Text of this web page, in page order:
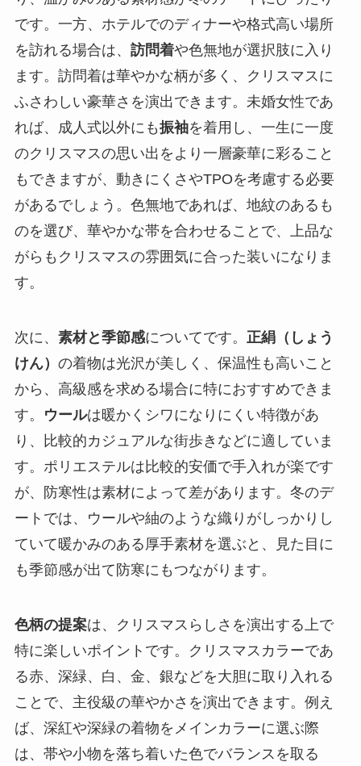
です。一方、ホテルでのディナーや格式高い場所
を訪れる場合は、 訪問着や色無地が選択肢に入り
ます。訪問着は華やかな柄が多く、クリスマスに
ふさわしい豪華さを演出できます。未婚女性であ
れば、成人式以外にも振袖を着用し、一生に一度
のクリスマスの思い出をより一層豪華に彩ること
もできますが、動きにくさやTPOを考慮する必要
があるでしょう。色無地であれば、地紋のあるも
のを選び、華やかな帯を合わせることで、上品な
がらもクリスマスの雰囲気に合った装いになりま
す。
次に、 素材と季節感についてです。 正絹（しょう
けん） の着物は光沢が美しく、保温性も高いこと
から、高級感を求める場合に特におすすめできま
す。
ウールは暖かくシワになりにくい特徴があ
り、比較的カジュアルな街歩きなどに適していま
す。ポリエステルは比較的安価で手入れが楽です
が、防寒性は素材によって差があります。冬のデ
ートでは、ウールや紬のような織りがしっかりし
ていて暖かみのある厚手素材を選ぶと、見た目に
も季節感が出て防寒にもつながります。
色柄の提案は、クリスマスらしさを演出する上で
特に楽しいポイントです。クリスマスカラーであ
る赤、深緑、白、金、銀などを大胆に取り入れる
ことで、主役級の華やかさを演出できます。例え
ば、深紅や深緑の着物をメインカラーに選ぶ際
は、帯や小物を落ち着いた色でバランスを取る